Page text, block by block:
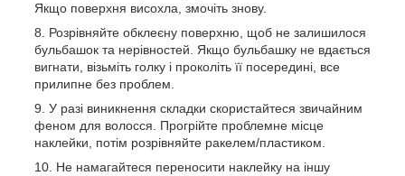
Якщо поверхня висохла, змочіть знову.
Розрівняйте обклеєну поверхню, щоб не залишилося
бульбашок та нерівностей. Якщо бульбашку не вдається
вигнати, візьміть голку і проколіть її посередині, все
прилипне без проблем.
У разі виникнення складки скористайтеся звичайним
феном для волосся. Прогрійте проблемне місце
наклейки, потім розрівняйте ракелем/пластиком.
Не намагайтеся переносити наклейку на іншу